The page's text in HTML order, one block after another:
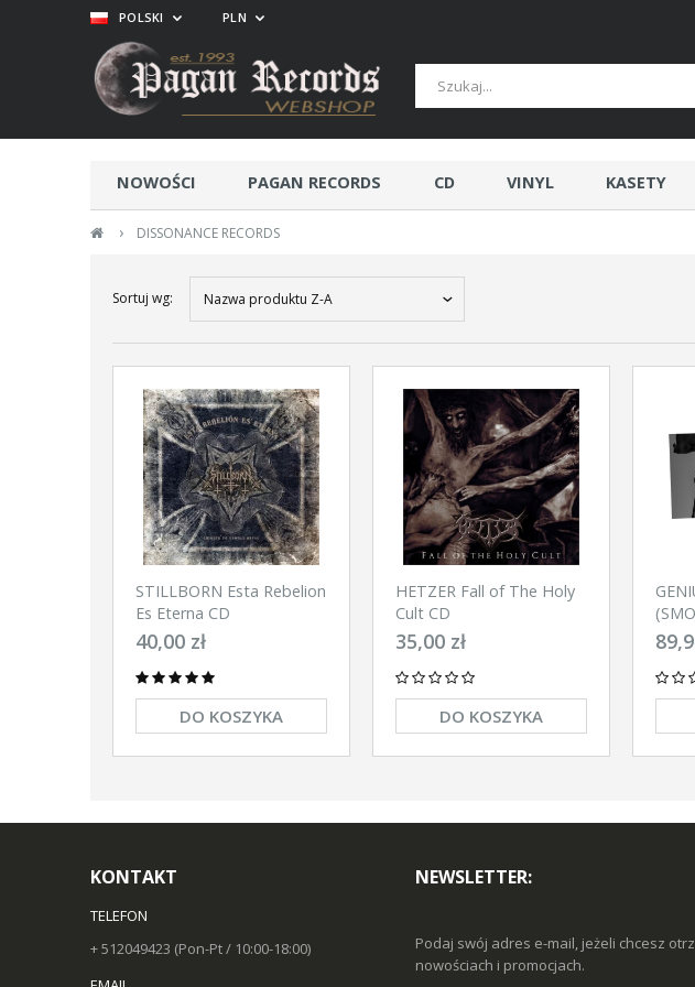
NOWOŚCI PAGAN RECORDS CD VINYL KASETY
› DISSONANCE RECORDS
POLSKI PLN
Sortuj wg: Nazwa produktu Z-A
STILLBORN Esta Rebelion
Es Eterna CD
40,00 zł
DO KOSZYKA
HETZER Fall of The Holy
Cult CD
35,00 zł
DO KOSZYKA
KONTAKT
TELEFON
+ 512049423 (Pon-Pt / 10:00-18:00)
NEWSLETTER:
Podaj swój adres e-mail, jeżeli chcesz
nowościach i promocjach.